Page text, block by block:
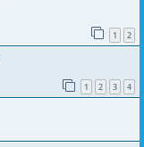
1 2
1 2 3 4